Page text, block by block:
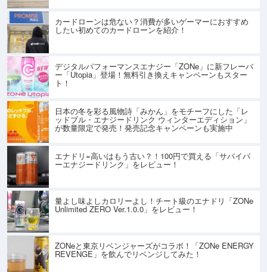
カードローンは危ない？消費が多いゲーマーにおすすめ
したい初めてのカードローンを紹介！
デジタルパフォーマンスエナジー「ZONe」に新フレーバ
ー「Utopia」登場！無料引き換えキャンペーンもスター
ト！
日本の冬を彩る風物詩「みかん」をモチーフにした「レ
ッドブル・エナジードリンク ウィンターエディション」
が数量限定で発売！発売記念キャンペーンも実施中
エナドリ=高いはもう古い？！100円で買える「サバイバ
ーエナジードリンク」をレビュー！
量よし味よしカロリーよし！チート級のエナドリ「ZONe
Unlimited ZERO Ver.1.0.0」をレビュー！
ZONeと東京リベンジャーズがコラボ！「ZONe ENERGY
REVENGE」を飲んでリベンジしてみた！